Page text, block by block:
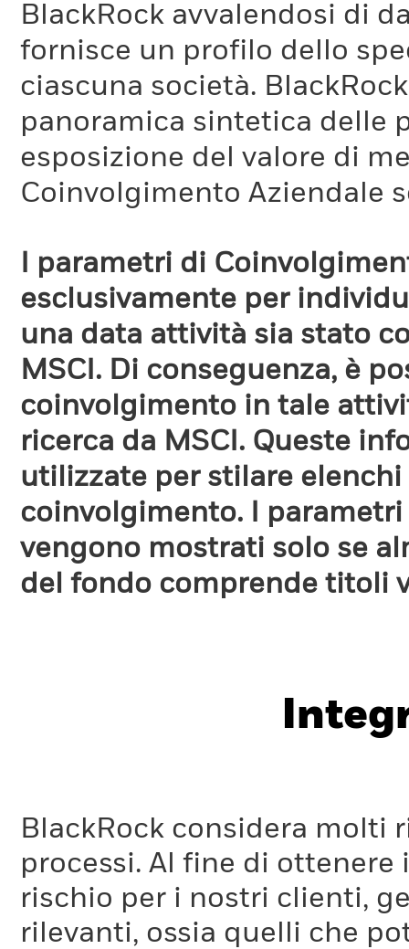
BlackRock avvalendosi di
fornisce un profilo dello
ciascuna società.
panoramica sintetica delle
esposizione del valore di
Coinvolgimento Aziendale
I parametri di
esclusivamente per
una data attività sia stato
MSCI. Di conseguenza, è
coinvolgimento in tale
ricerca da MSCI. Queste
utilizzate per stilare
coinvolgimento. I
vengono mostrati solo se
del fondo comprende titoli
BlackRock considera molti
processi. Al fine di
rischio per i nostri clienti,
rilevanti, ossia quelli che